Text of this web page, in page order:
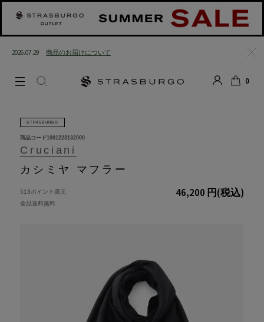
2026.07.29 商品のお届けについて
0
STRASBURGO
Cruciani
カシミヤ マフラー
商品コード1001223132000
46,200 円(税込)
513ポイント還元
全品送料無料